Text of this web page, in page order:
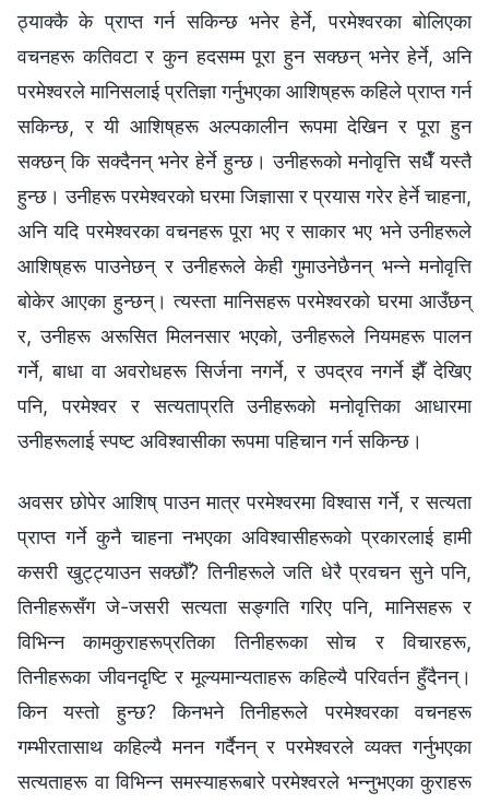
ठ्याक्कै के प्राप्त गर्न सकिन्छ भनेर हेर्ने, परमेश्‍वरका बोलिएका
वचनहरू कतिवटा र कुन हदसम्म पूरा हुन सक्छन् भनेर हेर्ने, अनि
परमेश्‍वरले मानिसलाई प्रतिज्ञा गर्नुभएका आशिष्‌हरू कहिले प्राप्त गर्न
सकिन्छ, र यी आशिष्‌हरू अल्पकालीन रूपमा देखिन र पूरा हुन
सक्छन् कि सक्दैनन् भनेर हेर्ने हुन्छ। उनीहरूको मनोवृत्ति सधैँ यस्तै
हुन्छ। उनीहरू परमेश्‍वरको घरमा जिज्ञासा र प्रयास गरेर हेर्ने चाहना,
अनि यदि परमेश्‍वरका वचनहरू पूरा भए र साकार भए भने उनीहरूले
आशिष्‌हरू पाउनेछन् र उनीहरूले केही गुमाउनेछैनन् भन्ने मनोवृत्ति
बोकेर आएका हुन्छन्। त्यस्ता मानिसहरू परमेश्‍वरको घरमा आउँछन्
र, उनीहरू अरूसित मिलनसार भएको, उनीहरूले नियमहरू पालन
गर्ने, बाधा वा अवरोधहरू सिर्जना नगर्ने, र उपद्रव नगर्ने झैँ देखिए
पनि, परमेश्‍वर र सत्यताप्रति उनीहरूको मनोवृत्तिका आधारमा
उनीहरूलाई स्पष्ट अविश्‍वासीका रूपमा पहिचान गर्न सकिन्छ।
अवसर छोपेर आशिष् पाउन मात्र परमेश्‍वरमा विश्‍वास गर्ने, र सत्यता
प्राप्त गर्ने कुनै चाहना नभएका अविश्‍वासीहरूको प्रकारलाई हामी
कसरी खुट्ट्याउन सक्छौँ? तिनीहरूले जति धेरै प्रवचन सुने पनि,
तिनीहरूसँग जे-जसरी सत्यता सङ्गति गरिए पनि, मानिसहरू र
विभिन्‍न कामकुराहरूप्रतिका तिनीहरूका सोच र विचारहरू,
तिनीहरूका जीवनदृष्टि र मूल्यमान्यताहरू कहिल्यै परिवर्तन हुँदैनन्।
किन यस्तो हुन्छ? किनभने तिनीहरूले परमेश्‍वरका वचनहरू
गम्भीरतासाथ कहिल्यै मनन गर्दैनन् र परमेश्‍वरले व्यक्त गर्नुभएका
सत्यताहरू वा विभिन्‍न समस्याहरूबारे परमेश्‍वरले भन्‍नुभएका कुराहरू